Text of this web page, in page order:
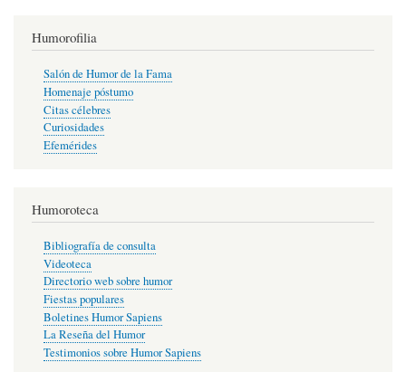
Humorofilia
Salón de Humor de la Fama
Homenaje póstumo
Citas célebres
Curiosidades
Efemérides
Humoroteca
Bibliografía de consulta
Videoteca
Directorio web sobre humor
Fiestas populares
Boletines Humor Sapiens
La Reseña del Humor
Testimonios sobre Humor Sapiens